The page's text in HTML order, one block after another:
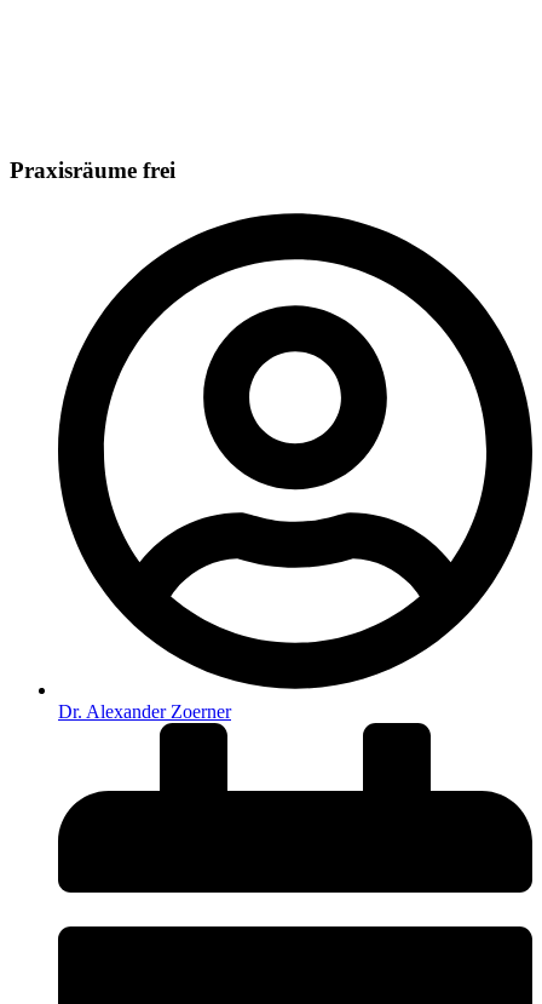
Praxisräume frei
Dr. Alexander Zoerner